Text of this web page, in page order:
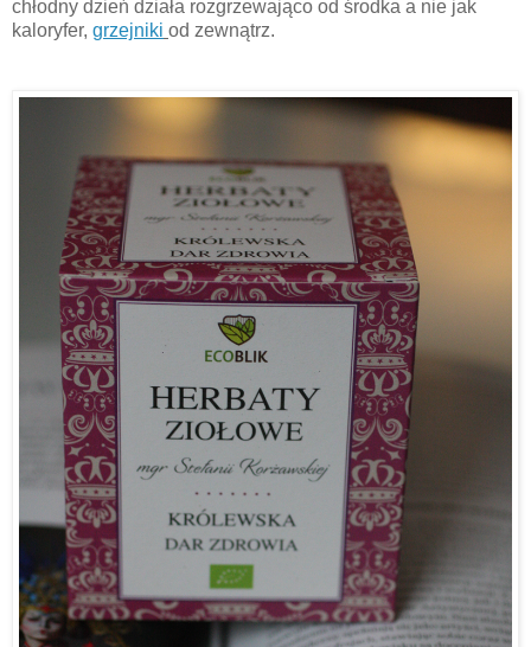
chłodny dzień działa rozgrzewająco od środka a nie jak
kaloryfer, grzejniki od zewnątrz.